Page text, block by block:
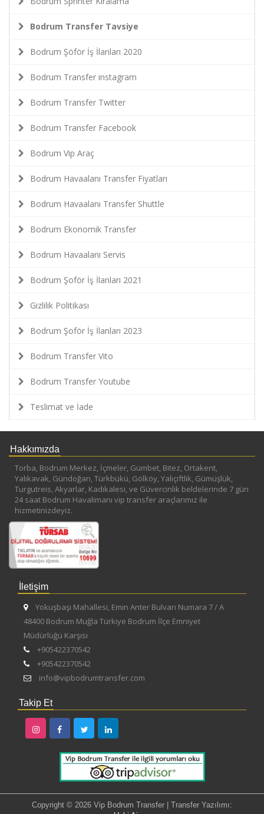
Bodrum Transfer Tavsiye
Bodrum Şöför İş İlanları 2020
Bodrum Transfer instagram
Bodrum Transfer Twitter
Bodrum Transfer Facebook
Bodrum Vip Araç
Bodrum Havaalanı Transfer Fiyatları
Bodrum Havaalanı Transfer Shuttle
Bodrum Ekonomik Transfer
Bodrum Havaalanı Servis
Bodrum Şoför İş İlanları 2021
Gizlilik Politikası
Bodrum Şoför İş İlanları 2023
Bodrum Transfer Vito
Bodrum Transfer Youtube
Teslimat ve İade
Hakkımızda
Torba, Bodrum Merkez, İçmeler, Gümbet, Bitez, Ortakent,
Yalıkavak, Gündoğan, Türkbükü, Gölköy, Yalıçiftlik, Gümüşlük,
Turgutreis, Akyarlar, Kadıkalesi, ve Güvercinlik beldelerinde 7 gün
24 saat Bodrum Havalimanı vip transfer araçlarımız ile
hizmetinizdeyiz.
İletişim
Yokuşbaşı Mahallesi, Emin Anter Bulvarı Numara 7 / A
48400 Bodrum Muğla Türkiye Bodrum İlçe Emniyet
Müdürlüğü Karşısı
+905422370542
+905422370542
info@vipbodrumtransfer.com
Takip Et
Copyright © 2026 Vip Bodrum Transfer | Transfer Yazılımı: